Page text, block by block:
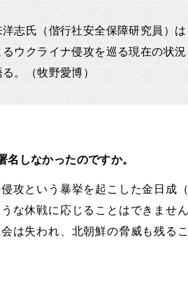
志氏（偕行社安全保障研究員）
ウクライナ侵攻を巡る現在の状況
。（牧野愛博）
しなかったのですか。
攻という暴挙を起こした金日成
な休戦に応じることはできません
は失われ、北朝鮮の脅威も残る